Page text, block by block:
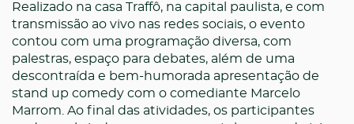
Realizado na casa Traffô, na capital paulista, e com
transmissão ao vivo nas redes sociais, o evento
contou com uma programação diversa, com
palestras, espaço para debates, além de uma
descontraída e bem-humorada apresentação de
stand up comedy com o comediante Marcelo
Marrom. Ao final das atividades, os participantes